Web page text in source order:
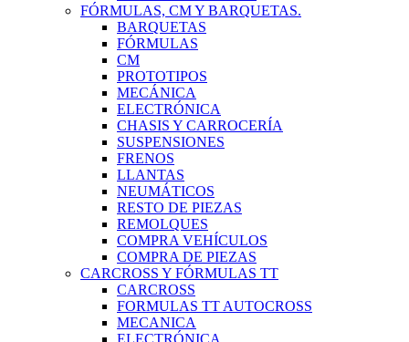
FÓRMULAS, CM Y BARQUETAS.
BARQUETAS
FÓRMULAS
CM
PROTOTIPOS
MECÁNICA
ELECTRÓNICA
CHASIS Y CARROCERÍA
SUSPENSIONES
FRENOS
LLANTAS
NEUMÁTICOS
RESTO DE PIEZAS
REMOLQUES
COMPRA VEHÍCULOS
COMPRA DE PIEZAS
CARCROSS Y FÓRMULAS TT
CARCROSS
FORMULAS TT AUTOCROSS
MECANICA
ELECTRÓNICA